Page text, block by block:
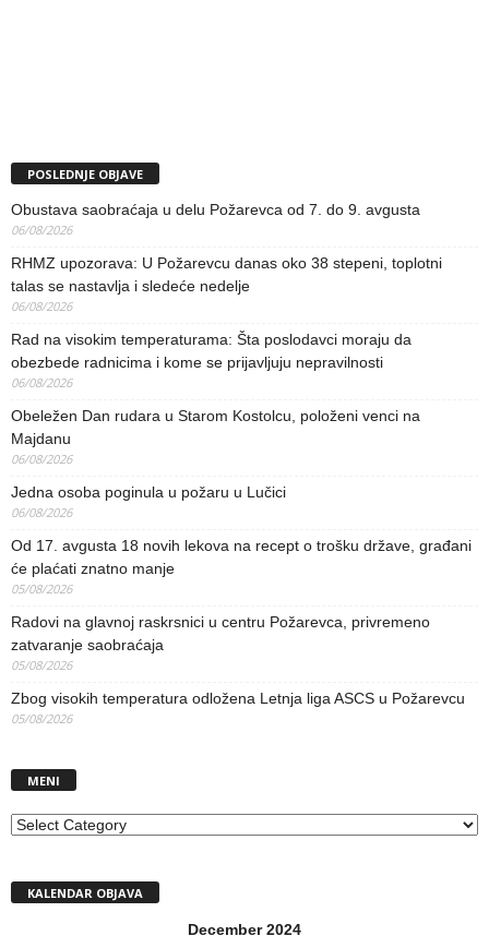
POSLEDNJE OBJAVE
Obustava saobraćaja u delu Požarevca od 7. do 9. avgusta
06/08/2026
RHMZ upozorava: U Požarevcu danas oko 38 stepeni, toplotni
talas se nastavlja i sledeće nedelje
06/08/2026
Rad na visokim temperaturama: Šta poslodavci moraju da
obezbede radnicima i kome se prijavljuju nepravilnosti
06/08/2026
Obeležen Dan rudara u Starom Kostolcu, položeni venci na
Majdanu
06/08/2026
Jedna osoba poginula u požaru u Lučici
06/08/2026
Od 17. avgusta 18 novih lekova na recept o trošku države, građani
će plaćati znatno manje
05/08/2026
Radovi na glavnoj raskrsnici u centru Požarevca, privremeno
zatvaranje saobraćaja
05/08/2026
Zbog visokih temperatura odložena Letnja liga ASCS u Požarevcu
05/08/2026
MENI
MENI
KALENDAR OBJAVA
December 2024